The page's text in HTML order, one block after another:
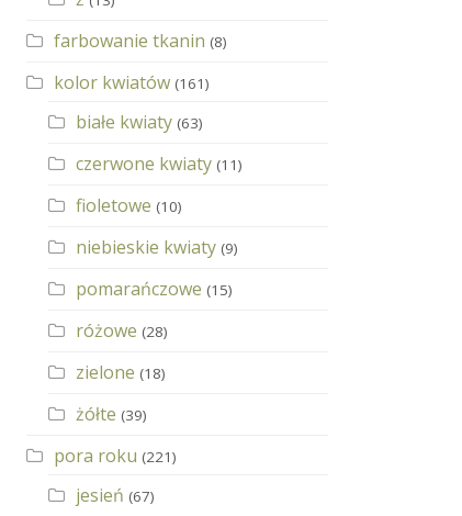
farbowanie tkanin (8)
kolor kwiatów (161)
białe kwiaty (63)
czerwone kwiaty (11)
fioletowe (10)
niebieskie kwiaty (9)
pomarańczowe (15)
różowe (28)
zielone (18)
żółte (39)
pora roku (221)
jesień (67)